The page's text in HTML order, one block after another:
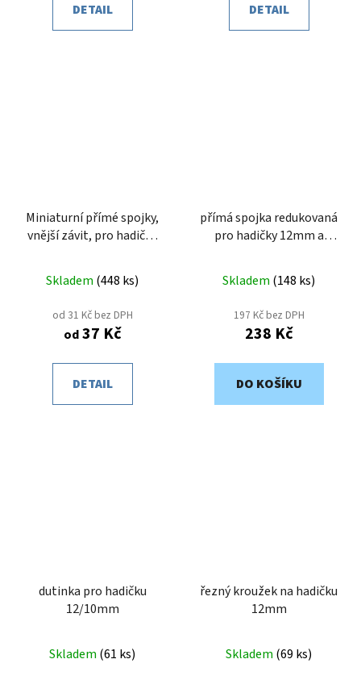
DETAIL DETAIL
Miniaturní přímé spojky,
vnější závit, pro hadičku
Skladem (448 ks)
od 31 Kč bez DPH
od37 Kč
DETAIL
přímá spojka redukovaná
pro hadičky 12mm a
Skladem (148 ks)
197 Kč bez DPH
238 Kč
DO KOŠÍKU
dutinka pro hadičku
12/10mm
Skladem (61 ks)
řezný kroužek na hadičku
12mm
Skladem (69 ks)